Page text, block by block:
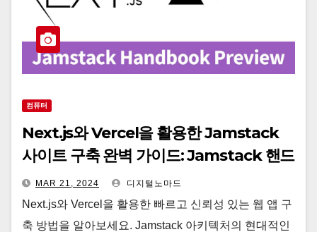
컴퓨터
Next.js와 Vercel을 활용한 Jamstack
사이트 구축 완벽 가이드: Jamstack 핸드
북MAR 21, 2024 디지털노마드
Next.js와 Vercel을 활용한 빠르고 신뢰성 있는 웹 앱 구
축 방법을 알아보세요. Jamstack 아키텍처의 현대적인